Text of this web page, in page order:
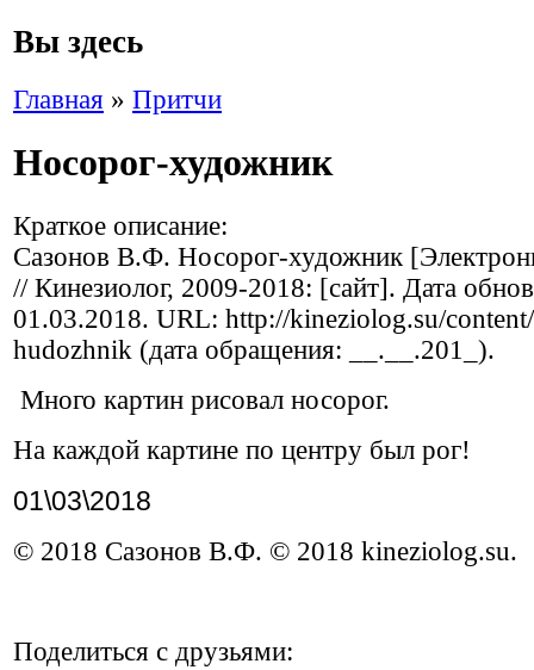
Вы здесь
Главная » Притчи
Носорог-художник
Краткое описание:
Сазонов В.Ф. Носорог-художник
// Кинезиолог, 2009-2018: [сайт]. Дата
01.03.2018. URL: http://kineziolog.su/
hudozhnik (дата обращения: __.__.201_).
Много картин рисовал носорог.
На каждой картине по центру был рог!
01\03\2018
© 2018 Сазонов В.Ф. © 2018 kineziolog.su.
Поделиться с друзьями: